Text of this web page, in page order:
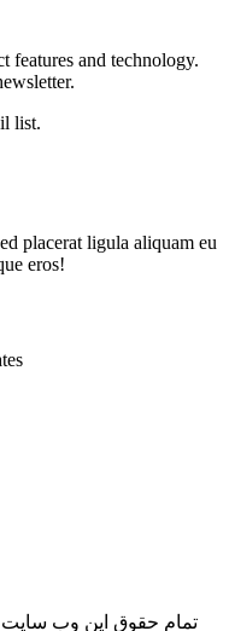
features and technology.
list.
placerat ligula aliquam eu
eros!
تمام حقوق این وب